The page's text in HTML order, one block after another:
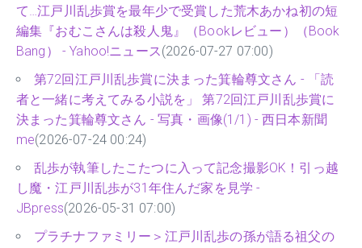
て…江戸川乱歩賞を最年少で受賞した荒木あかね初の短
編集『おむこさんは殺人鬼』（Bookレビュー）（Book
Bang） - Yahoo!ニュース(2026-07-27 07:00)
第72回江戸川乱歩賞に決まった箕輪尊文さん - 「読
者と一緒に考えてみる小説を」 第72回江戸川乱歩賞に
決まった箕輪尊文さん - 写真・画像(1/1) - 西日本新聞
me(2026-07-24 00:24)
乱歩が執筆したこたつに入って記念撮影OK！引っ越
し魔・江戸川乱歩が31年住んだ家を見学 -
JBpress(2026-05-31 07:00)
プラチナファミリー＞江戸川乱歩の孫が語る祖父の